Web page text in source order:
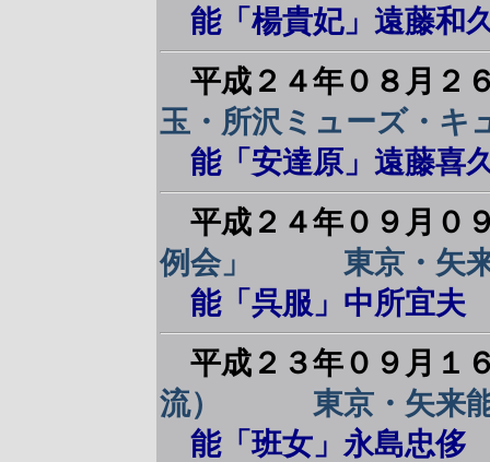
能「楊貴妃」遠藤
平成２４年０８月２
玉・所沢ミューズ・キ
能「安達原」遠藤喜
平成２４年０９月０
例会」 東京・矢来
能「呉服」中所宜
平成２３年０９月１
流） 東京・矢来能
能「班女」永島忠